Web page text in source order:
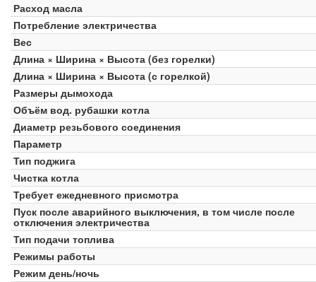
Расход масла
Потребление электричества
Вес
Длина × Ширина × Высота (без горелки)
Длина × Ширина × Высота (с горелкой)
Размеры дымохода
Объём вод. рубашки котла
Диаметр резьбового соединения
Параметр
Тип поджига
Чистка котла
Требует ежедневного присмотра
Пуск после аварийного выключения, в том числе после
отключения электричества
Тип подачи топлива
Режимы работы
Режим день/ночь